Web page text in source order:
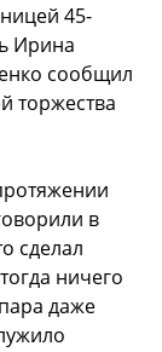
45-
Ирина
сообщил
торжества
в
сделал
ничего
даже